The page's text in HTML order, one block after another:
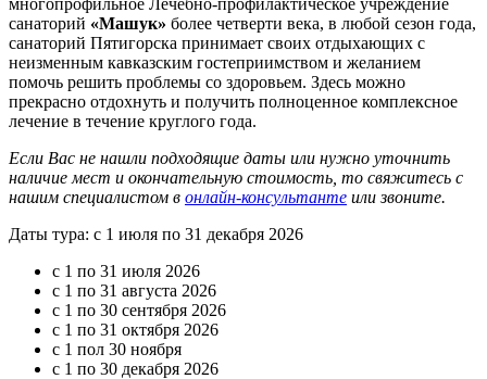
санаторий «Машук» более четверти века, в любой сезон года,
санаторий Пятигорска принимает своих отдыхающих с
неизменным кавказским гостеприимством и желанием
помочь решить проблемы со здоровьем. Здесь можно
прекрасно отдохнуть и получить полноценное комплексное
лечение в течение круглого года.
Если Вас не нашли подходящие даты или нужно уточнить
наличие мест и окончательную стоимость, то свяжитесь с
нашим специалистом в онлайн-консультанте или звоните.
Даты тура: с 1 июля по 31 декабря 2026
с 1 по 31 июля 2026
с 1 по 31 августа 2026
с 1 по 30 сентября 2026
с 1 по 31 октября 2026
с 1 пол 30 ноября
с 1 по 30 декабря 2026